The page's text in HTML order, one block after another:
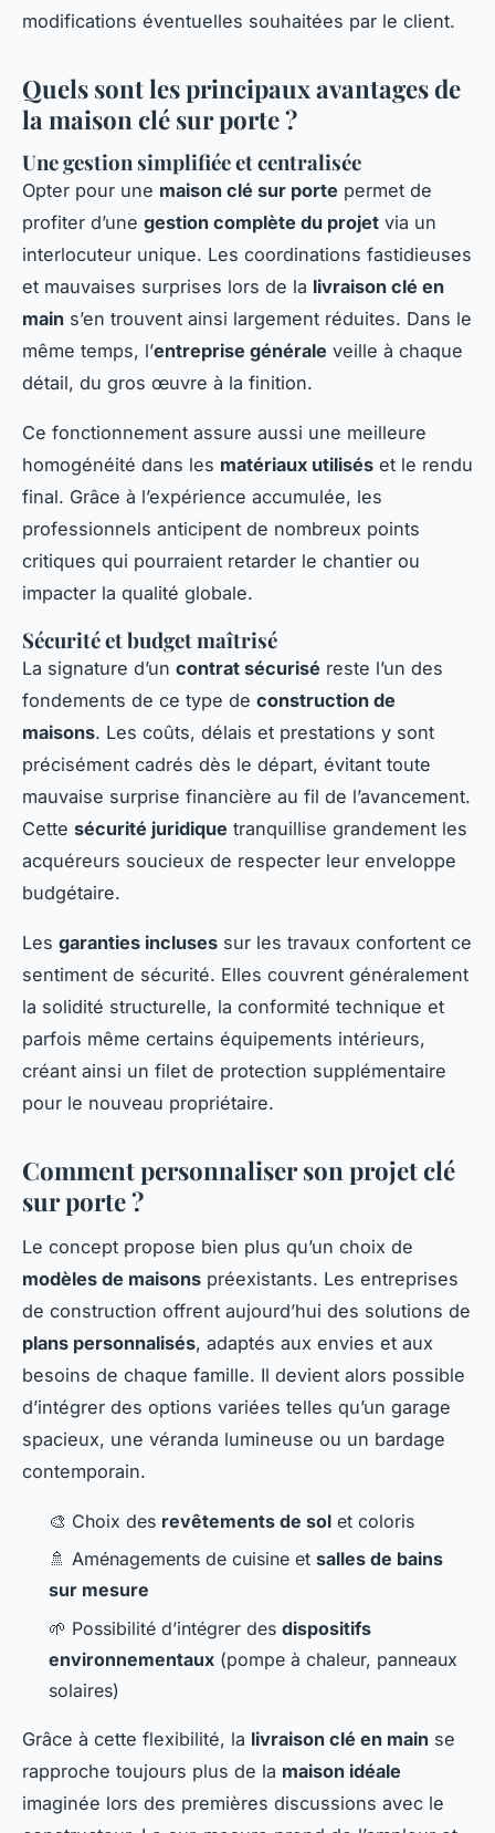
modifications éventuelles souhaitées par le client.
Quels sont les principaux avantages de
la maison clé sur porte ?
Une gestion simplifiée et centralisée
Opter pour une maison clé sur porte permet de
profiter d’une gestion complète du projet via un
interlocuteur unique. Les coordinations fastidieuses
et mauvaises surprises lors de la livraison clé en
main s’en trouvent ainsi largement réduites. Dans le
même temps, l’entreprise générale veille à chaque
détail, du gros œuvre à la finition.
Ce fonctionnement assure aussi une meilleure
homogénéité dans les matériaux utilisés et le rendu
final. Grâce à l’expérience accumulée, les
professionnels anticipent de nombreux points
critiques qui pourraient retarder le chantier ou
impacter la qualité globale.
Sécurité et budget maîtrisé
La signature d’un contrat sécurisé reste l’un des
fondements de ce type de construction de
maisons. Les coûts, délais et prestations y sont
précisément cadrés dès le départ, évitant toute
mauvaise surprise financière au fil de l’avancement.
Cette sécurité juridique tranquillise grandement les
acquéreurs soucieux de respecter leur enveloppe
budgétaire.
Les garanties incluses sur les travaux confortent ce
sentiment de sécurité. Elles couvrent généralement
la solidité structurelle, la conformité technique et
parfois même certains équipements intérieurs,
créant ainsi un filet de protection supplémentaire
pour le nouveau propriétaire.
Comment personnaliser son projet clé
sur porte ?
Le concept propose bien plus qu’un choix de
modèles de maisons préexistants. Les entreprises
de construction offrent aujourd’hui des solutions de
plans personnalisés, adaptés aux envies et aux
besoins de chaque famille. Il devient alors possible
d’intégrer des options variées telles qu’un garage
spacieux, une véranda lumineuse ou un bardage
contemporain.
🎨 Choix des revêtements de sol et coloris
🚿 Aménagements de cuisine et salles de bains
sur mesure
🌱 Possibilité d’intégrer des dispositifs
environnementaux (pompe à chaleur, panneaux
solaires)
Grâce à cette flexibilité, la livraison clé en main se
rapproche toujours plus de la maison idéale
imaginée lors des premières discussions avec le